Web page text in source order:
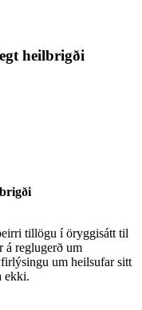
heilbrigði
tillögu í öryggisátt til
á reglugerð um
um heilsufar sitt
ekki.